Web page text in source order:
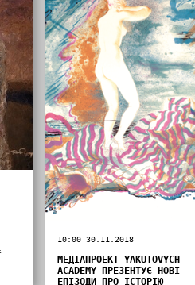
10:00 30.11.2018
МЕДІАПРОЕКТ YAKUTOVYCH
ACADEMY ПРЕЗЕНТУЄ НОВІ
ЕПІЗОДИ ПРО ІСТОРІЮ